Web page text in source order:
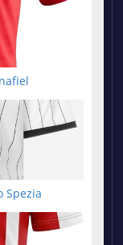
Spezia